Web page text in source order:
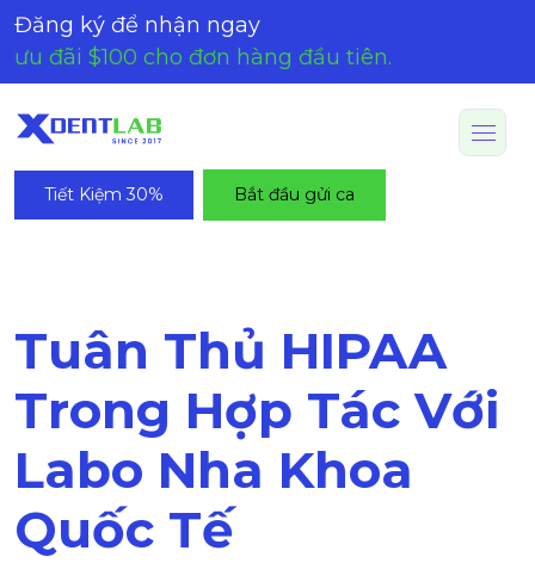
Đăng ký để nhận ngay
ưu đãi $100 cho đơn hàng đầu tiên.
Tiết Kiệm 30% Bắt đầu gửi ca
Tuân Thủ HIPAA
Trong Hợp Tác Với
Labo Nha Khoa
Quốc Tế